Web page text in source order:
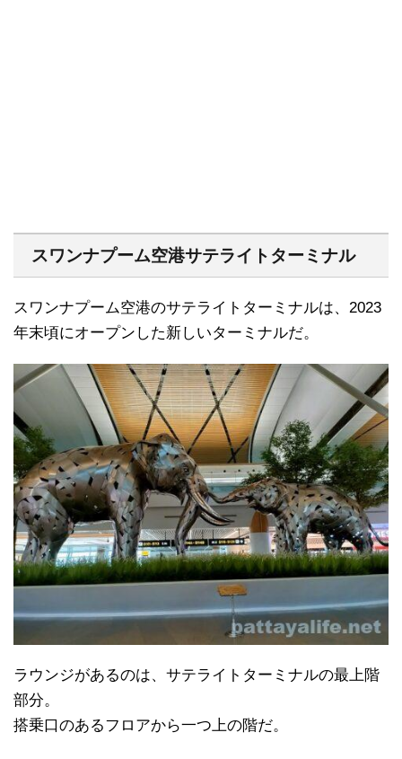
スワンナプーム空港サテライトターミナル
スワンナプーム空港のサテライトターミナルは、2023
年末頃にオープンした新しいターミナルだ。
ラウンジがあるのは、サテライトターミナルの最上階
部分。
搭乗口のあるフロアから一つ上の階だ。